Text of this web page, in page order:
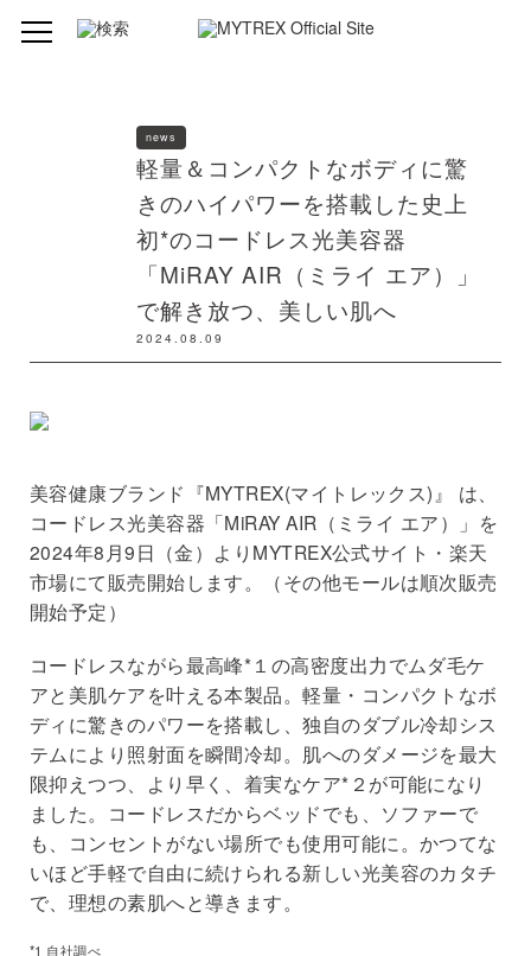
news
軽量＆コンパクトなボディに驚
きのハイパワーを搭載した史上
初*のコードレス光美容器
「MiRAY AIR（ミライ エア）」
で解き放つ、美しい肌へ
2024.08.09
美容健康ブランド『MYTREX(マイトレックス)』 は、
コードレス光美容器「MiRAY AIR（ミライ エア）」を
2024年8月9日（金）よりMYTREX公式サイト・楽天
市場にて販売開始します。（その他モールは順次販売
開始予定）
コードレスながら最高峰*１の高密度出力でムダ毛ケ
アと美肌ケアを叶える本製品。軽量・コンパクトなボ
ディに驚きのパワーを搭載し、独自のダブル冷却シス
テムにより照射面を瞬間冷却。肌へのダメージを最大
限抑えつつ、より早く、着実なケア*２が可能になり
ました。コードレスだからベッドでも、ソファーで
も、コンセントがない場所でも使用可能に。かつてな
いほど手軽で自由に続けられる新しい光美容のカタチ
で、理想の素肌へと導きます。
*1 自社調べ